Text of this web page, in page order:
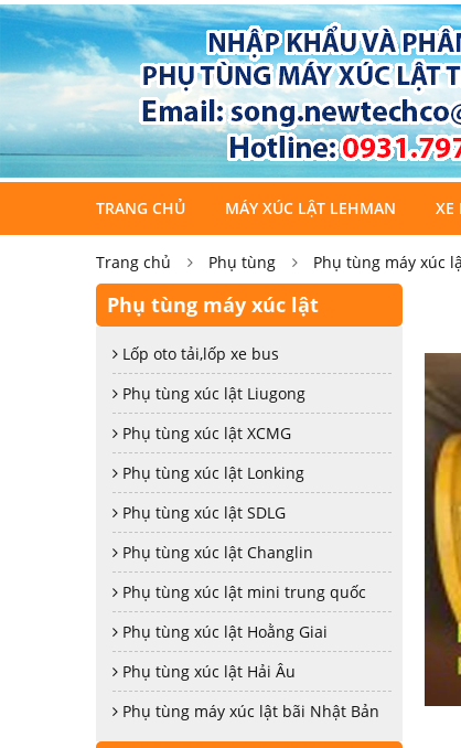
TRANG CHỦ MÁY XÚC LẬT LEHMAN XE
Trang chủ Phụ tùng Phụ tùng máy xúc
Phụ tùng máy xúc lật
Lốp oto tải,lốp xe bus
Phụ tùng xúc lật Liugong
Phụ tùng xúc lật XCMG
Phụ tùng xúc lật Lonking
Phụ tùng xúc lật SDLG
Phụ tùng xúc lật Changlin
Phụ tùng xúc lật mini trung quốc
Phụ tùng xúc lật Hoằng Giai
Phụ tùng xúc lật Hải Âu
Phụ tùng máy xúc lật bãi Nhật Bản